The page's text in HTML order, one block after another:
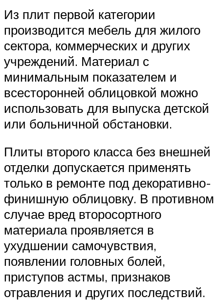
Из плит первой категории
производится мебель для жилого
сектора, коммерческих и других
учреждений. Материал с
минимальным показателем и
всесторонней облицовкой можно
использовать для выпуска детской
или больничной обстановки.
Плиты второго класса без внешней
отделки допускается применять
только в ремонте под декоративно-
финишную облицовку. В противном
случае вред второсортного
материала проявляется в
ухудшении самочувствия,
появлении головных болей,
приступов астмы, признаков
отравления и других последствий.